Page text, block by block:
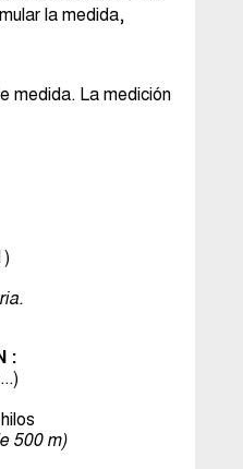
la medida,
medida. La medición
:
500 m)